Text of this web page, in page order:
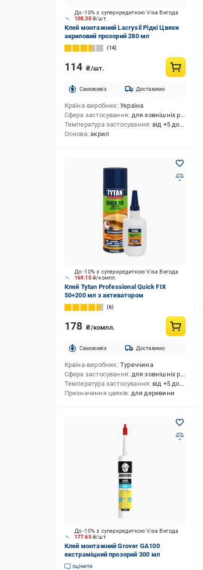
108.30 ₴/шт.
До -10% з суперкредиткою Visa Вигода
Клей монтажний Lacrysil Рідкі Цвяхи
акриловий прозорий 280 мл
14
114 ₴/шт.
Cамовивіз Доставимо
Країна-виробник Україна
Сфера застосування для зовнішніх робіт,для внутрішніх робіт
Температура застосування від +5 до +35
Основа акрил
169.10 ₴/компл.
До -10% з суперкредиткою Visa Вигода
Клей Tytan Professional Quick FIX
50+200 мл з активатором
6
178 ₴/компл.
Cамовивіз Доставимо
Країна-виробник Туреччина
Сфера застосування для зовнішніх робіт,для внутрішніх робіт,для внутрішніх і зовнішніх робіт
Температура застосування від +5 до +35
Призначення цвяхів для деревини
177.65 ₴/шт.
До -10% з суперкредиткою Visa Вигода
Клей монтажний Grover GA100
екстраміцний прозорий 300 мл
оцінити